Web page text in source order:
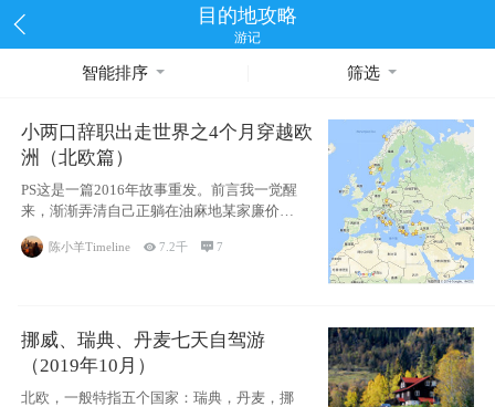
目的地攻略
游记
智能排序 筛选
小两口辞职出走世界之4个月穿越欧
洲（北欧篇）
PS这是一篇2016年故事重发。前言我一觉醒
来，渐渐弄清自己正躺在油麻地某家廉价宾
馆
陈小羊Timeline 7.2千 7
挪威、瑞典、丹麦七天自驾游
（2019年10月）
北欧，一般特指五个国家：瑞典，丹麦，挪